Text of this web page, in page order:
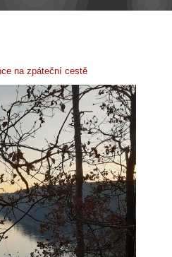
na zpáteční cestě